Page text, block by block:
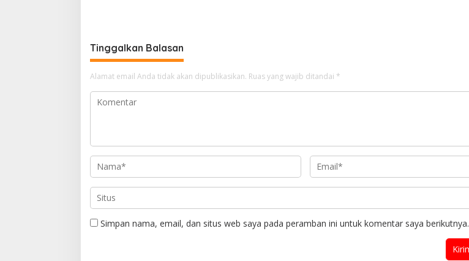
Tinggalkan Balasan
Alamat email Anda tidak akan dipublikasikan. Ruas yang wajib ditandai *
Simpan nama, email, dan situs web saya pada peramban ini untuk komentar saya berikutnya.